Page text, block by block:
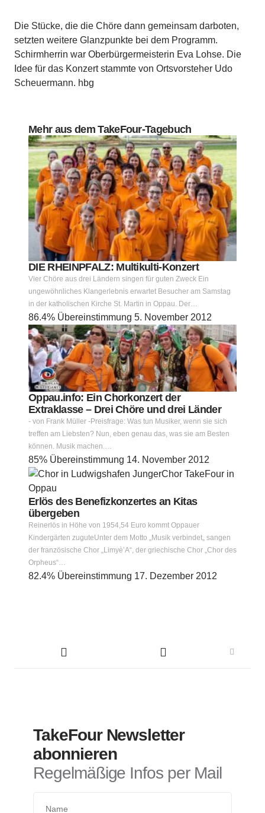
Die Stücke, die die Chöre dann gemeinsam darboten,
setzten weitere Glanzpunkte bei dem Programm.
Schirmherrin war Oberbürgermeisterin Eva Lohse. Die
Idee für das Konzert stammte von Ortsvorsteher Udo
Scheuermann. hbg
Mehr aus dem TakeFour-Tagebuch
DIE RHEINPFALZ: Multikulti-Konzert
Vier Chöre aus drei Ländern singen für guten Zweck Ein
ungewöhnliches Klangerlebnis erwartet Besucher am Samstag
in der katholischen Kirche St. Martin in Oppau. Der…
86.4% Übereinstimmung 5. November 2012
Oppau.info: Ein Chorkonzert der
Extraklasse – Drei Chöre und drei Länder
- von Frank Müller -Preisfrage: Was tun Musiker, wenn sie sich
treffen am Liebsten? Nun, eben genau das, was sie am Besten
können. Musik machen.…
85% Übereinstimmung 14. November 2012
Erlös des Benefizkonzertes an Kitas
übergeben
Reinerlös in Höhe von 1954,54 Euro kommt Oppauer
Kindergärten zuguteUnter dem Motto „Musik verbindet„ sangen
der französische Chor „Limyè’A“, der griechische Chor „Chor des
Orpheus“…
82.4% Übereinstimmung 17. Dezember 2012
TakeFour Newsletter
abonnieren
Regelmäßige Infos per Mail